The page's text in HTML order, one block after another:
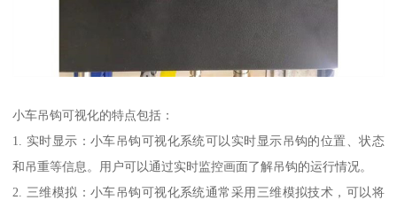
小车吊钩可视化的特点包括：
1. 实时显示：小车吊钩可视化系统可以实时显示吊钩的位置、状态
和吊重等信息。用户可以通过实时监控画面了解吊钩的运行情况。
2. 三维模拟：小车吊钩可视化系统通常采用三维模拟技术，可以将